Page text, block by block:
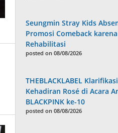
Seungmin Stray Kids
Promosi Comeback karena
Rehabilitasi
posted on 08/08/2026
THEBLACKLABEL
Kehadiran Rosé di Acara
BLACKPINK ke-10
posted on 08/08/2026